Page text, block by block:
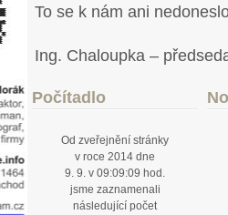
To se k nám ani
Ing. Chaloupka –
Počítadlo
Od zveřejnění stránky
v roce 2014 dne
9. 9. v 09:09:09 hod.
jsme zaznamenali
následující počet